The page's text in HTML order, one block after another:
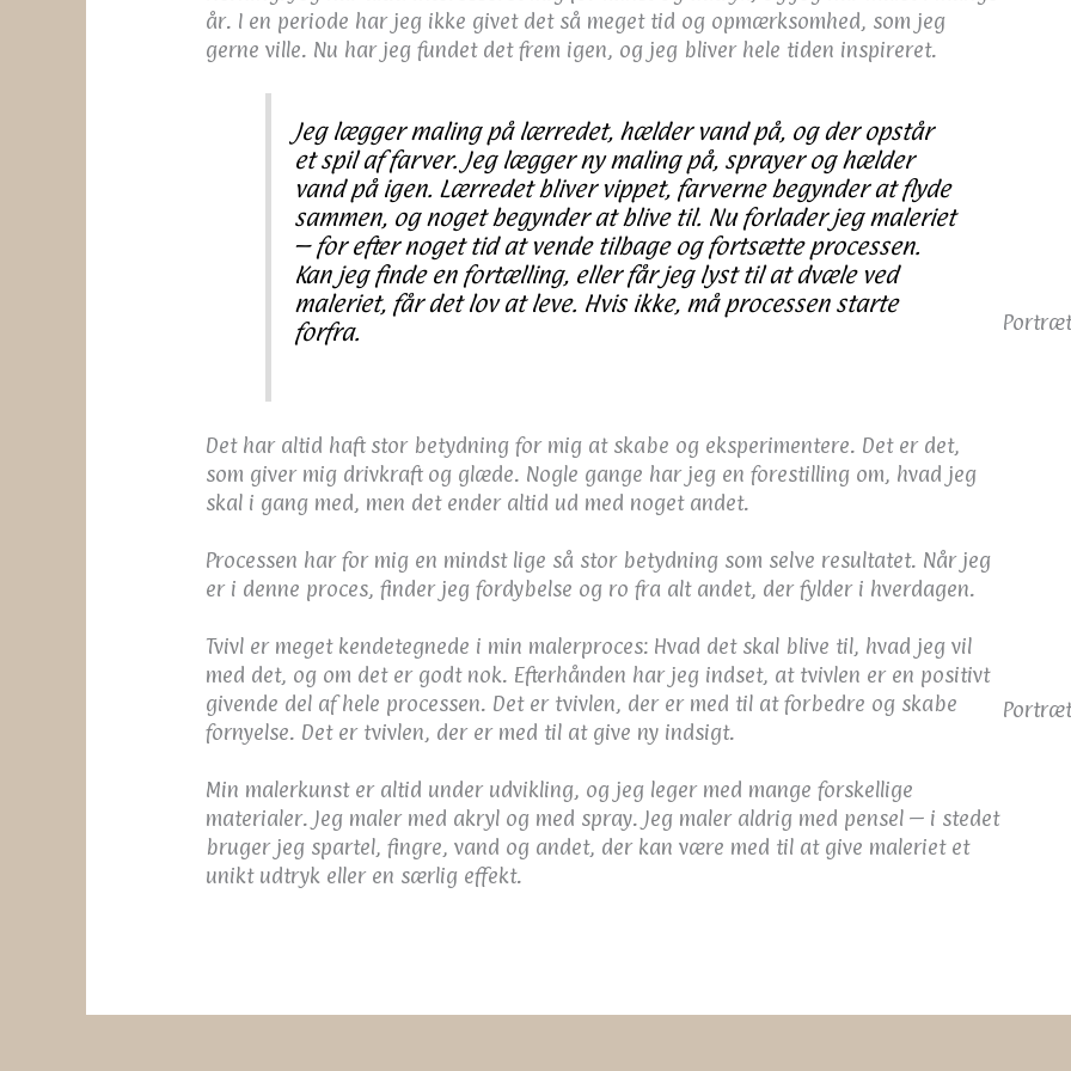
år. I en periode har jeg ikke givet det så meget tid og opmærksomhed, som jeg
gerne ville. Nu har jeg fundet det frem igen, og jeg bliver hele tiden inspireret.
Jeg lægger maling på lærredet, hælder vand på, og der opstår
et spil af farver. Jeg lægger ny maling på, sprayer og hælder
vand på igen. Lærredet bliver vippet, farverne begynder at flyde
sammen, og noget begynder at blive til. Nu forlader jeg maleriet
– for efter noget tid at vende tilbage og fortsætte processen.
Kan jeg finde en fortælling, eller får jeg lyst til at dvæle ved
maleriet, får det lov at leve. Hvis ikke, må processen starte
forfra.
Det har altid haft stor betydning for mig at skabe og eksperimentere. Det er det,
som giver mig drivkraft og glæde. Nogle gange har jeg en forestilling om, hvad jeg
skal i gang med, men det ender altid ud med noget andet.
Processen har for mig en mindst lige så stor betydning som selve resultatet. Når jeg
er i denne proces, finder jeg fordybelse og ro fra alt andet, der fylder i hverdagen.
Tvivl er meget kendetegnede i min malerproces: Hvad det skal blive til, hvad jeg vil
med det, og om det er godt nok. Efterhånden har jeg indset, at tvivlen er en positivt
givende del af hele processen. Det er tvivlen, der er med til at forbedre og skabe
fornyelse. Det er tvivlen, der er med til at give ny indsigt.
Min malerkunst er altid under udvikling, og jeg leger med mange forskellige
materialer. Jeg maler med akryl og med spray. Jeg maler aldrig med pensel – i stedet
bruger jeg spartel, fingre, vand og andet, der kan være med til at give maleriet et
unikt udtryk eller en særlig effekt.
Portræt
Portræt